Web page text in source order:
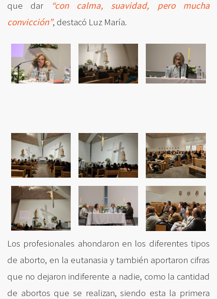
que dar
“con calma, suavidad, pero mucha
convicción”, destacó Luz María.
Los profesionales ahondaron en los diferentes tipos
de aborto, en la eutanasia y también aportaron cifras
que no dejaron indiferente a nadie, como la cantidad
de abortos que se realizan, siendo esta la primera